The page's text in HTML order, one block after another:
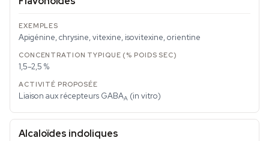
Apigénine, chrysine, vitexine, isovitexine, orientine
1,5–2,5 %
Liaison aux récepteurs GABAA (in vitro)
Alcaloïdes indoliques